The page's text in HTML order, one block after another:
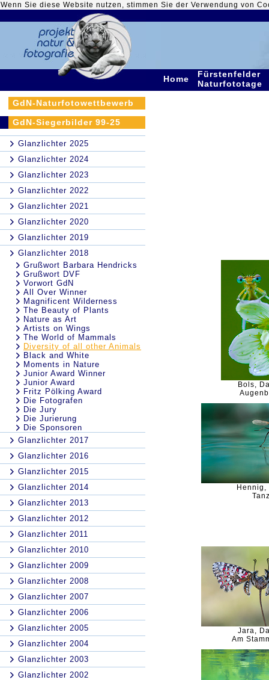
Wenn Sie diese Website nutzen, stimmen Sie der Verwendung von
Home
Fürstenfelder
Naturfototage
GdN-Naturfotowettbewerb
GdN-Siegerbilder 99-25
Glanzlichter 2025
Glanzlichter 2024
Glanzlichter 2023
Glanzlichter 2022
Glanzlichter 2021
Glanzlichter 2020
Glanzlichter 2019
Glanzlichter 2018
Grußwort Barbara Hendricks
Grußwort DVF
Vorwort GdN
All Over Winner
Magnificent Wilderness
The Beauty of Plants
Nature as Art
Artists on Wings
The World of Mammals
Diversity of all other Animals
Black and White
Moments in Nature
Junior Award Winner
Junior Award
Fritz Pölking Award
Die Fotografen
Die Jury
Die Jurierung
Die Sponsoren
Glanzlichter 2017
Glanzlichter 2016
Glanzlichter 2015
Glanzlichter 2014
Glanzlichter 2013
Glanzlichter 2012
Glanzlichter 2011
Glanzlichter 2010
Glanzlichter 2009
Glanzlichter 2008
Glanzlichter 2007
Glanzlichter 2006
Glanzlichter 2005
Glanzlichter 2004
Glanzlichter 2003
Glanzlichter 2002
Bols,
Hennig,
Jara,
Am